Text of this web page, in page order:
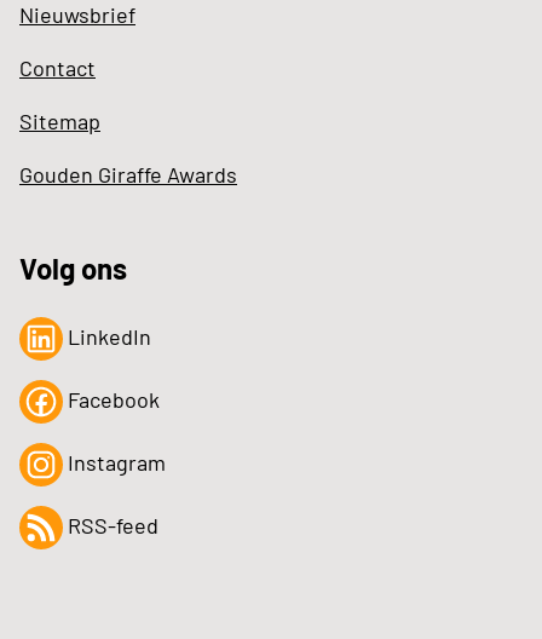
Nieuwsbrief
Contact
Sitemap
Gouden Giraffe Awards
Volg ons
LinkedIn
Facebook
Instagram
RSS-feed